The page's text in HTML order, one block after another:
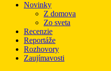
Novinky
Z domova
Zo sveta
Recenzie
Reportáže
Rozhovory
Zaujímavosti